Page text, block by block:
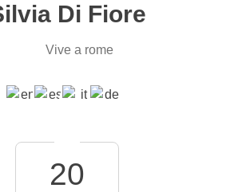
Di Fiore
Vive a rome
20